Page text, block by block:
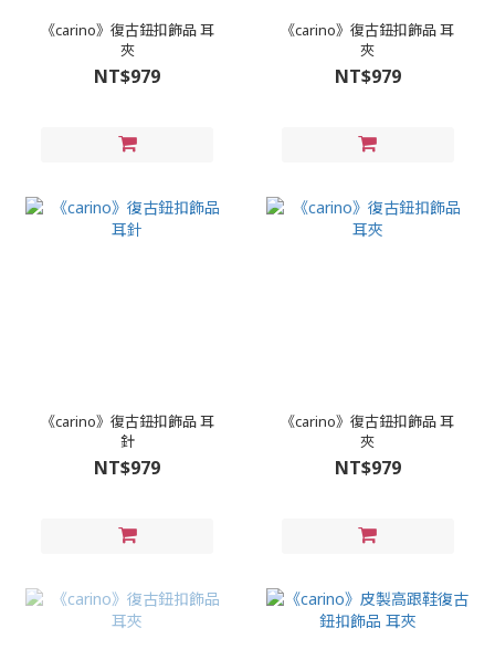
《carino》復古鈕扣飾品 耳
夾
NT$979
《carino》復古鈕扣飾品 耳
夾
NT$979
《carino》復古鈕扣飾品 耳
針
NT$979
《carino》復古鈕扣飾品 耳
夾
NT$979